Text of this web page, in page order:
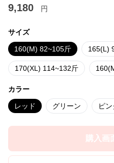
9,180 円
サイズ
160(M) 82~105斤 165(L)
170(XL) 114~132斤
カラー
レッド グリーン ピン
購入画